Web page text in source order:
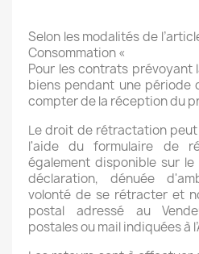
Selon les modalités de
Consommation «
Pour les contrats prévoyant
biens pendant une période
compter de la réception du
Le droit de rétractation
l'aide du formulaire de
également disponible sur
déclaration, dénuée
volonté de se rétracter et
postal adressé au
postales ou mail indiquées à